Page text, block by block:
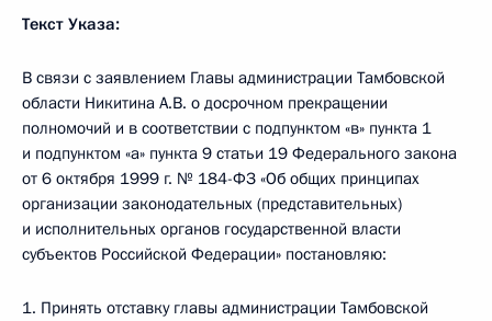
Текст Указа:
В связи с заявлением Главы администрации Тамбовской
области Никитина А.В. о досрочном прекращении
полномочий и в соответствии с подпунктом «в» пункта 1
и подпунктом «а» пункта 9 статьи 19 Федерального закона
от 6 октября 1999 г. № 184-ФЗ «Об общих принципах
организации законодательных (представительных)
и исполнительных органов государственной власти
субъектов Российской Федерации» постановляю:
1. Принять отставку главы администрации Тамбовской